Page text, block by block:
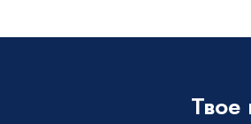
Твое